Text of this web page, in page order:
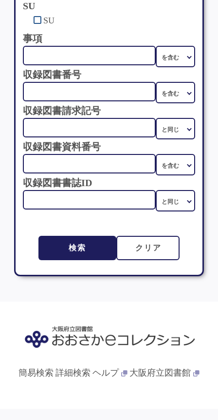
SU
SU
事項
収録図書番号
収録図書請求記号
収録図書資料番号
収録図書書誌ID
検索 クリア
簡易検索 詳細検索 ヘルプ 大阪府立図書館